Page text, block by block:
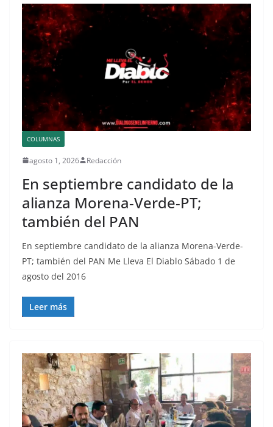
COLUMNAS
agosto 1, 2026 Redacción
En septiembre candidato de la
alianza Morena-Verde-PT;
también del PAN
En septiembre candidato de la alianza Morena-Verde-
PT; también del PAN Me Lleva El Diablo Sábado 1 de
agosto del 2016
Leer más